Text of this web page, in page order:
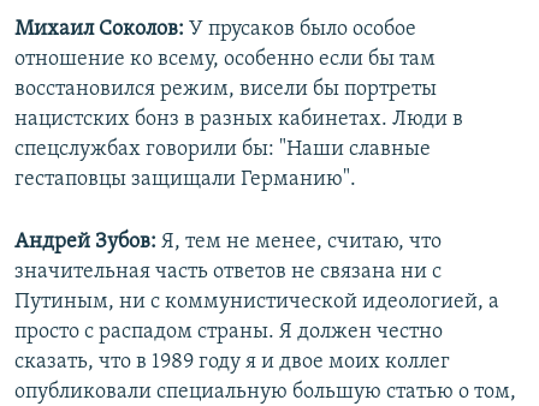
Михаил Соколов: У прусаков было особое
отношение ко всему, особенно если бы там
восстановился режим, висели бы портреты
нацистских бонз в разных кабинетах. Люди в
спецслужбах говорили бы: "Наши славные
гестаповцы защищали Германию".
Андрей Зубов: Я, тем не менее, считаю, что
значительная часть ответов не связана ни с
Путиным, ни с коммунистической идеологией, а
просто с распадом страны. Я должен честно
сказать, что в 1989 году я и двое моих коллег
опубликовали специальную большую статью о том,